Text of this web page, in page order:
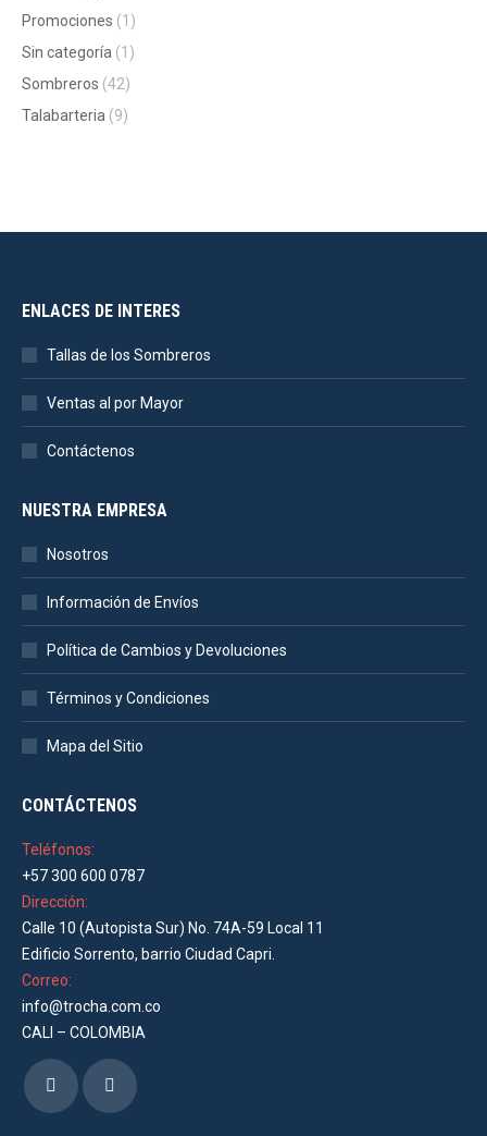
Promociones (1)
Sin categoría (1)
Sombreros (42)
Talabarteria (9)
ENLACES DE INTERES
Tallas de los Sombreros
Ventas al por Mayor
Contáctenos
NUESTRA EMPRESA
Nosotros
Información de Envíos
Política de Cambios y Devoluciones
Términos y Condiciones
Mapa del Sitio
CONTÁCTENOS
Teléfonos:
+57 300 600 0787
Dirección:
Calle 10 (Autopista Sur) No. 74A-59 Local 11
Edificio Sorrento, barrio Ciudad Capri.
Correo:
info@trocha.com.co
CALI – COLOMBIA
Encuéntranos en:
Facebook Instagram